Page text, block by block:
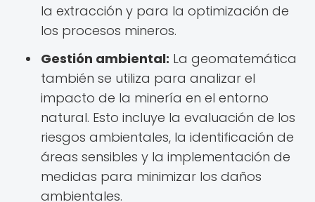
la extracción y para la optimización de
los procesos mineros.
Gestión ambiental: La geomatemática
también se utiliza para analizar el
impacto de la minería en el entorno
natural. Esto incluye la evaluación de los
riesgos ambientales, la identificación de
áreas sensibles y la implementación de
medidas para minimizar los daños
ambientales.